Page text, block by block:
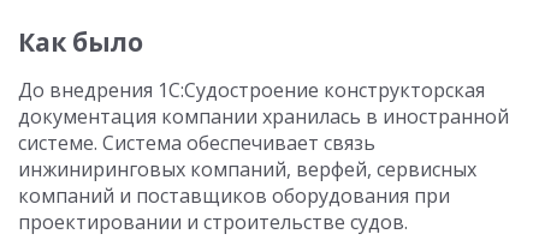
Как было
До внедрения 1С:Судостроение конструкторская
документация компании хранилась в иностранной
системе. Система обеспечивает связь
инжиниринговых компаний, верфей, сервисных
компаний и поставщиков оборудования при
проектировании и строительстве судов.